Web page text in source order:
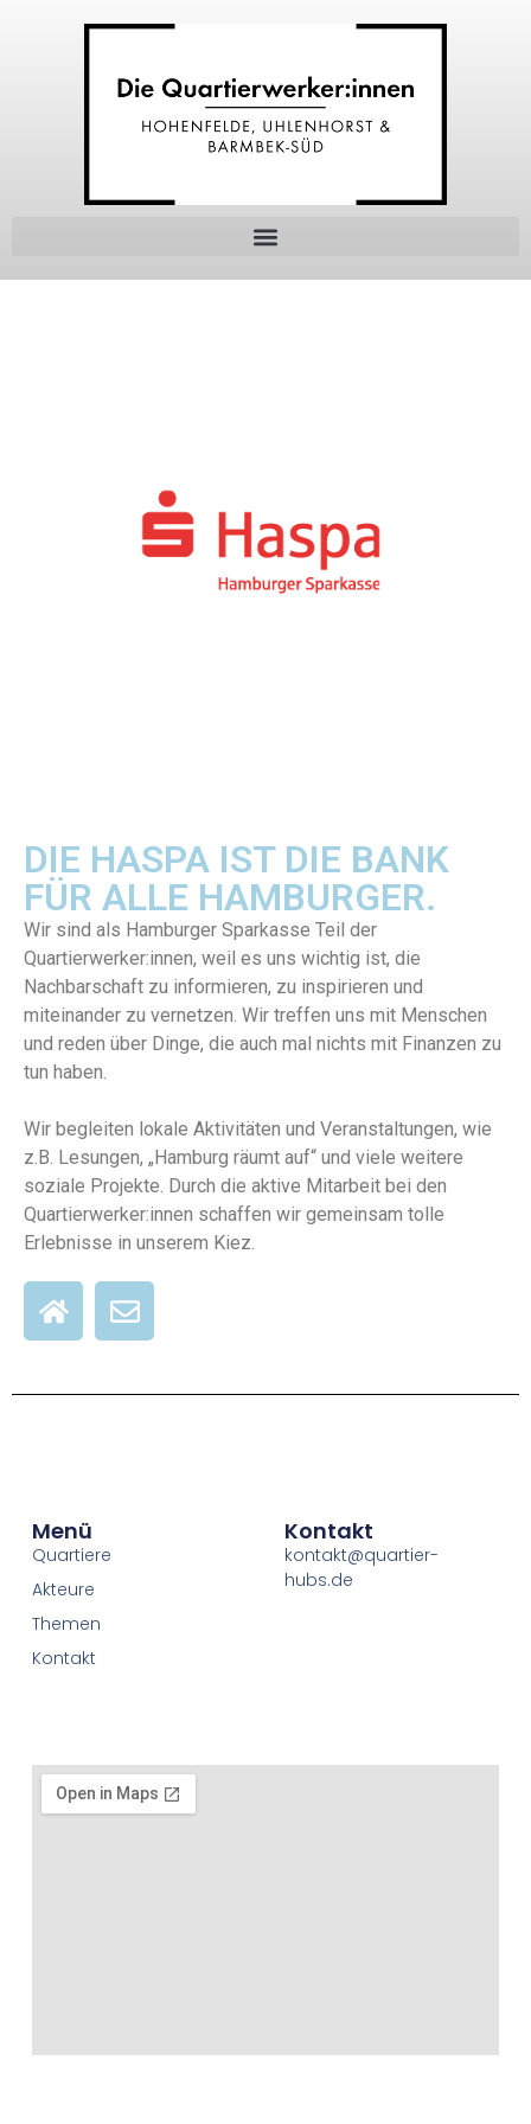
DIE HASPA IST DIE BANK
FÜR ALLE HAMBURGER.
Wir sind als Hamburger Sparkasse Teil der
Quartierwerker:innen, weil es uns wichtig ist, die
Nachbarschaft zu informieren, zu inspirieren und
miteinander zu vernetzen. Wir treffen uns mit Menschen
und reden über Dinge, die auch mal nichts mit Finanzen zu
tun haben.
Wir begleiten lokale Aktivitäten und Veranstaltungen, wie
z.B. Lesungen, „Hamburg räumt auf“ und viele weitere
soziale Projekte. Durch die aktive Mitarbeit bei den
Quartierwerker:innen schaffen wir gemeinsam tolle
Erlebnisse in unserem Kiez.
Menü
Quartiere
Akteure
Themen
Kontakt
Kontakt
kontakt@quartier-
hubs.de